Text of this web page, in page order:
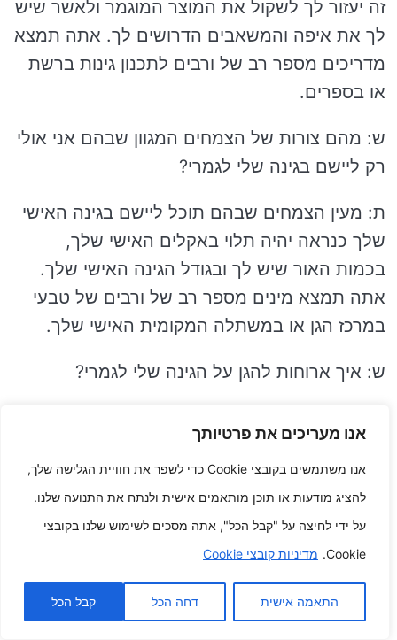
אנו מעריכים את פרטיותך
אנו משתמשים בקובצי Cookie כדי לשפר את חוויית הגלישה שלך,
להציג מודעות או תוכן מותאמים אישית ולנתח את התנועה שלנו.
על ידי לחיצה על "קבל הכל", אתה מסכים לשימוש שלנו בקובצי
Cookie. מדיניות קובצי Cookie
התאמה אישית דחה הכל קבל הכל
זה יעזור לך לשקול את המוצר המוגמר ולאשר שיש
לך את איפה והמשאבים הדרושים לך. אתה תמצא
מדריכים מספר רב של ורבים לתכנון גינות ברשת
או בספרים.
ש: מהם צורות של הצמחים המגוון שבהם אני אולי
רק ליישם בגינה שלי לגמרי?
ת: מעין הצמחים שבהם תוכל ליישם בגינה האישי
שלך כנראה יהיה תלוי באקלים האישי שלך,
בכמות האור שיש לך ובגודל הגינה האישי שלך.
אתה תמצא מינים מספר רב של ורבים של טבעי
במרכז הגן או במשתלה המקומית האישי שלך.
ש: איך ארוחות להגן על הגינה שלי לגמרי?
עליה הקדמה ולהיראות במיטבה. זה משלב
השקיה, דישון, ניכוש עשבים והדברה. אתה תמצא
מקורות מספר רב של ורבים ברשת או בספרים
שיעזרו לך בתחזוקת הגינה.
ייתכן שתתעניין גם ב:
City Blooms תגדל את האוכל האינדיבידואלי שלך